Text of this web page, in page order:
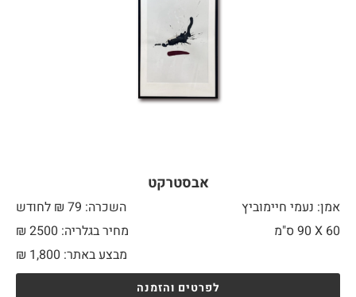
אבסטרקט
אמן: נעמי חיימוביץ
השכרה: 79 ₪ לחודש
60 X
מחיר בגלריה: 2500 ₪
מבצע באתר:
₪ 1,800
לפרטים והזמנה